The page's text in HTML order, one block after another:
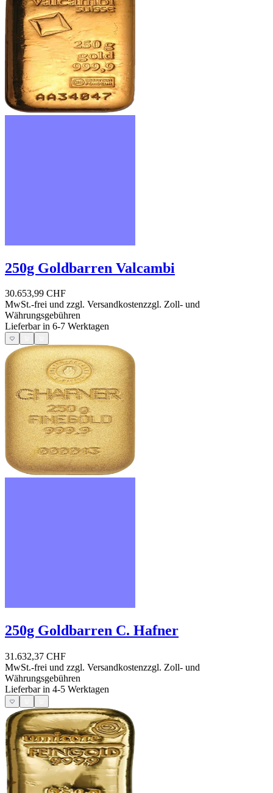
250g Goldbarren Valcambi
30.653,99 CHF
MwSt.-frei und zzgl. Versandkostenzzgl. Zoll- und
Währungsgebühren
Lieferbar in 6-7 Werktagen
250g Goldbarren C. Hafner
31.632,37 CHF
MwSt.-frei und zzgl. Versandkostenzzgl. Zoll- und
Währungsgebühren
Lieferbar in 4-5 Werktagen